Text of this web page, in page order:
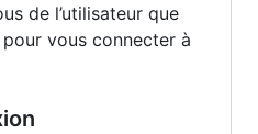
de l’utilisateur que
vous connecter à